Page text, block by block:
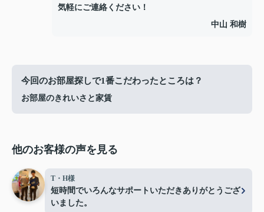
気軽にご連絡ください！
中山 和樹
今回のお部屋探しで1番こだわったところは？
お部屋のきれいさと家賃
他のお客様の声を見る
T・H様
短時間でいろんなサポートいただきありがとうござ
いました。